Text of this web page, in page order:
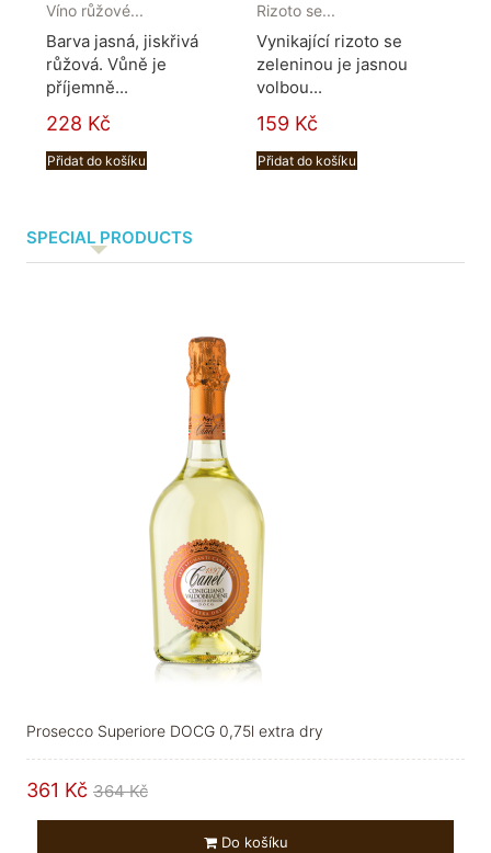
Víno růžové...
Barva jasná, jiskřivá
růžová. Vůně je
příjemně...
228 Kč
Přidat do košíku
Rizoto se...
Vynikající rizoto se
zeleninou je jasnou
volbou...
159 Kč
Přidat do košíku
SPECIAL PRODUCTS
Prosecco Superiore DOCG 0,75l extra dry
361 Kč 364 Kč
Do košíku